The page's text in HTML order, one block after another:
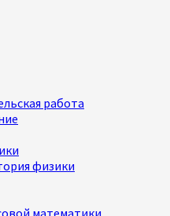
работа
физики
математики